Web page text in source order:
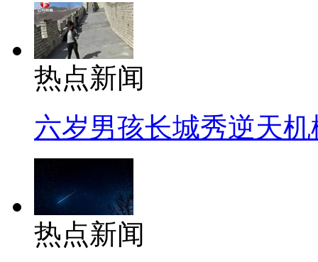
热点新闻
六岁男孩长城秀逆天机
热点新闻